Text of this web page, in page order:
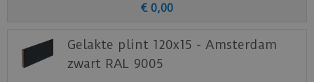
€ 0,00
Gelakte plint 120x15 - Amsterdam
zwart RAL 9005